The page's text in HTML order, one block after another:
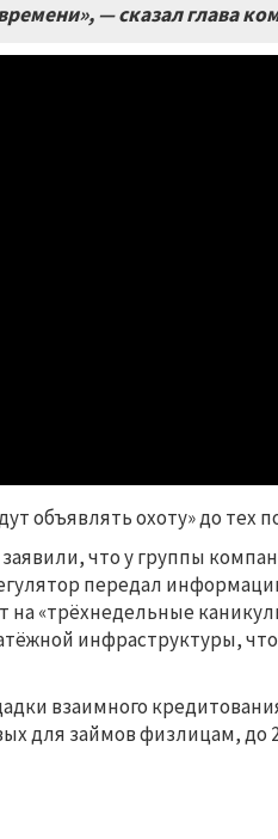
— сказал глава
объявлять охоту» до тех
что у группы
передал
на «трёхнедельные
инфраструктуры,
взаимного
для займов физлицам, до